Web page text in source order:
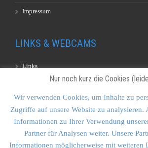
Impressum
LINKS & WEBCAMS
Links
KONTAKT & SITEMAP
Kontakt
Nur noch kurz die Cookies
Wir verwenden Cookies, um Inhalte zu
Zugriffe auf unsere Website zu analysieren.
Informationen zu Ihrer Verwendung
Partner für Analysen weiter. Unsere
Informationen möglicherweise mit weiteren